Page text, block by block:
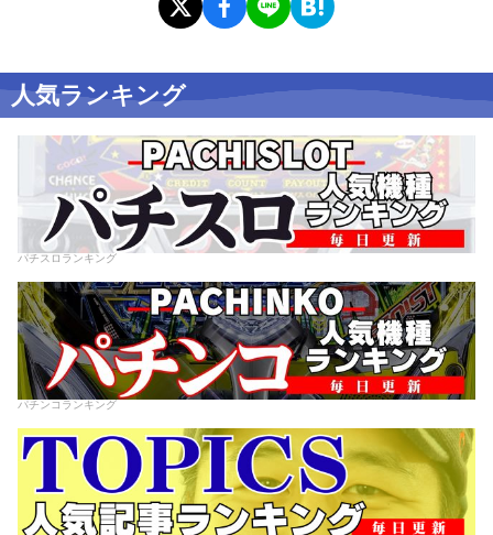
人気ランキング
パチスロランキング
パチンコランキング